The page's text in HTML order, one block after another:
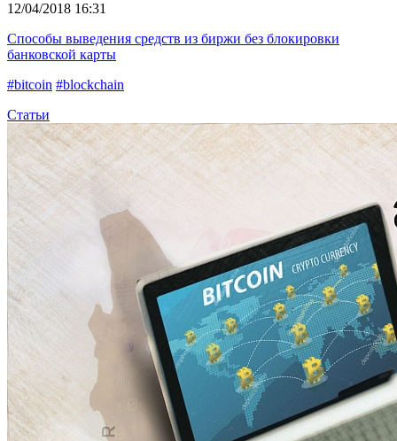
12/04/2018 16:31
Способы выведения средств из биржи без блокировки
банковской карты
#bitcoin #blockchain
Статьи